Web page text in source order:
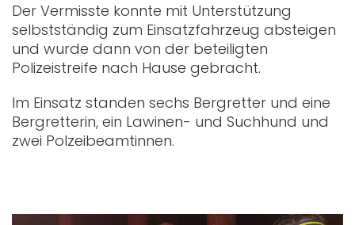
Der Vermisste konnte mit Unterstützung
selbstständig zum Einsatzfahrzeug absteigen
und wurde dann von der beteiligten
Polizeistreife nach Hause gebracht.
Im Einsatz standen sechs Bergretter und eine
Bergretterin, ein Lawinen- und Suchhund und
zwei Polzeibeamtinnen.